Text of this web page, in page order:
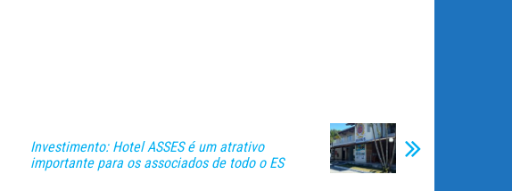
Investimento: Hotel ASSES é um atrativo
importante para os associados de todo o ES